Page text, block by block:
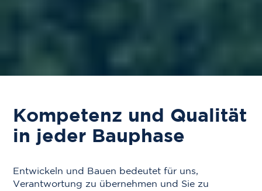
Kompetenz und Qualität
in jeder Bauphase
Entwickeln und Bauen bedeutet für uns,
Verantwortung zu übernehmen und Sie zu